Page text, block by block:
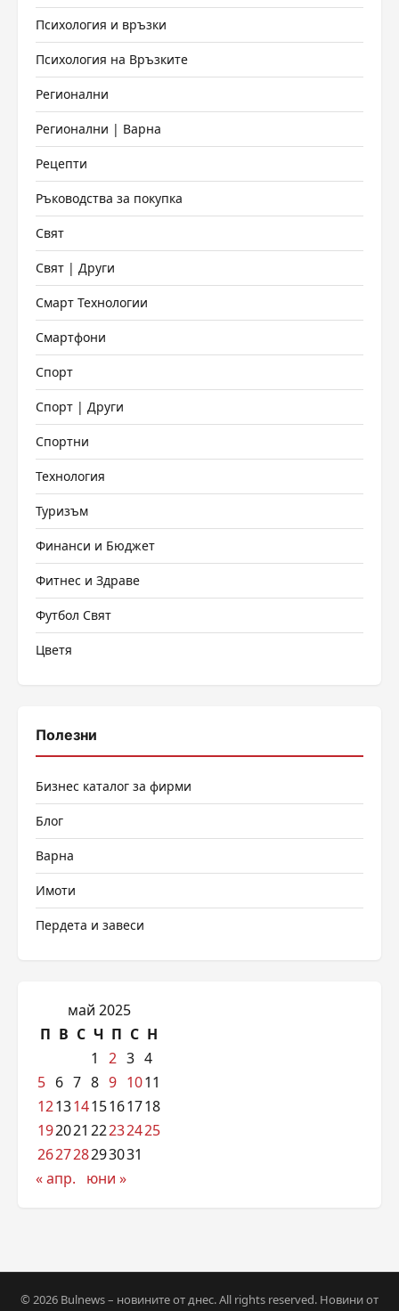
Психология и връзки
Психология на Връзките
Регионални
Регионални | Варна
Рецепти
Ръководства за покупка
Свят
Свят | Други
Смарт Технологии
Смартфони
Спорт
Спорт | Други
Спортни
Технология
Туризъм
Финанси и Бюджет
Фитнес и Здраве
Футбол Свят
Цветя
Полезни
Бизнес каталог за фирми
Блог
Варна
Имоти
Пердета и завеси
май 2025
П В С Ч П С Н
1
2 3 4
5 6 7 8 9 1011
12131415161718
192021 22232425
262728293031
« апр.
юни »
© 2026 Bulnews – новините от днес. All rights reserved. Новини от